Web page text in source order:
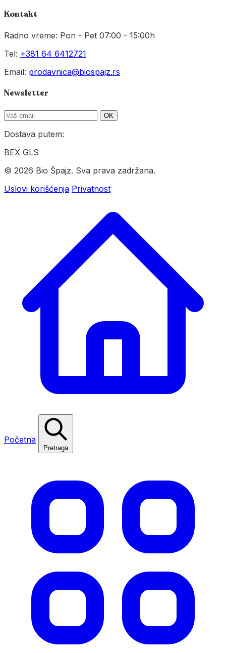
Kontakt
Radno vreme: Pon - Pet 07:00 - 15:00h
Tel: +381 64 6412721
Email: prodavnica@biospajz.rs
Newsletter
OK
Dostava putem:
BEX GLS
© 2026 Bio Špajz. Sva prava zadržana.
Uslovi korišćenja Privatnost
Početna
Pretraga